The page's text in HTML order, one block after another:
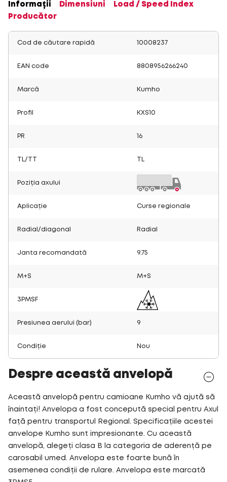
Informații Dimensiuni
Load / Speed Index
Producător
Cod de căutare rapidă 10008237
EAN code 8808956266240
Marcă Kumho
Profil KXS10
PR 16
TL/TT
Poziția axului
Aplicație Curse regionale
Radial/diagonal Radial
Janta recomandată 9.75
M+S M+S
3PMSF
Presiunea aerului (bar) 9
Condiție Nou
Despre această anvelopă
Această anvelopă pentru camioane Kumho vă ajută să
înaintați! Anvelopa a fost concepută special pentru Axul
față pentru transportul Regional. Specificațiile acestei
anvelope Kumho sunt impresionante. Cu această
anvelopă, alegeți clasa B la categoria de aderență pe
carosabil umed. Anvelopa este foarte bună în
asemenea condiții de rulare. Anvelopa este marcată